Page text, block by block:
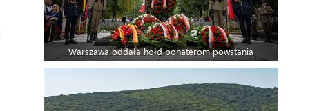
Warszawa oddała hołd bohaterom powstania